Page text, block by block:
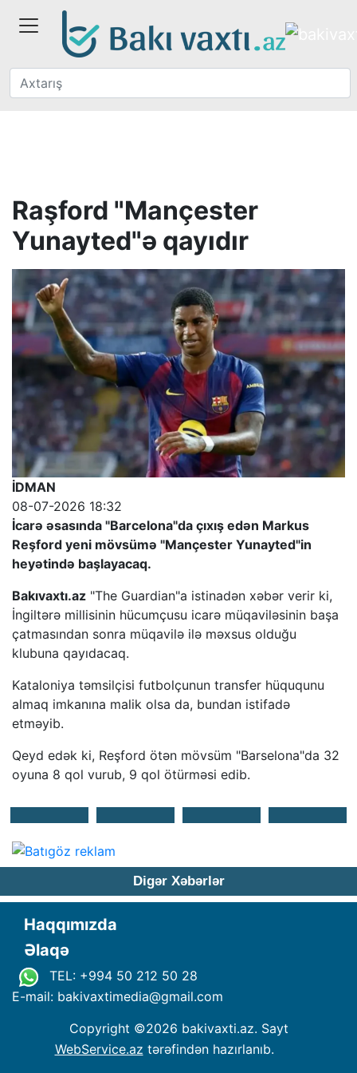
Raşford "Mançester
Yunayted"ə qayıdır
İDMAN
08-07-2026 18:32
İcarə əsasında "Barcelona"da çıxış edən Markus
Reşford yeni mövsümə "Mançester Yunayted"in
heyətində başlayacaq.
Bakıvaxtı.az "The Guardian"a istinadən xəbər verir ki,
İngiltərə millisinin hücumçusu icarə müqaviləsinin başa
çatmasından sonra müqavilə ilə məxsus olduğu
klubuna qayıdacaq.
Kataloniya təmsilçisi futbolçunun transfer hüququnu
almaq imkanına malik olsa da, bundan istifadə
etməyib.
Qeyd edək ki, Reşford ötən mövsüm "Barselona"da 32
oyuna 8 qol vurub, 9 qol ötürməsi edib.
Digər Xəbərlər
Haqqımızda
Əlaqə
TEL: +994 50 212 50 28
E-mail: bakivaxtimedia@gmail.com
Copyright ©2026 bakivaxti.az. Sayt
WebService.az tərəfindən hazırlanıb.